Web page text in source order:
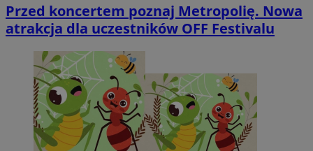
Przed koncertem poznaj Metropolię. Nowa
atrakcja dla uczestników OFF Festivalu